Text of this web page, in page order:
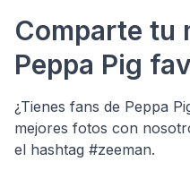
Comparte tu
Peppa Pig
¿Tienes fans de Peppa
mejores fotos con
el hashtag #zeeman.